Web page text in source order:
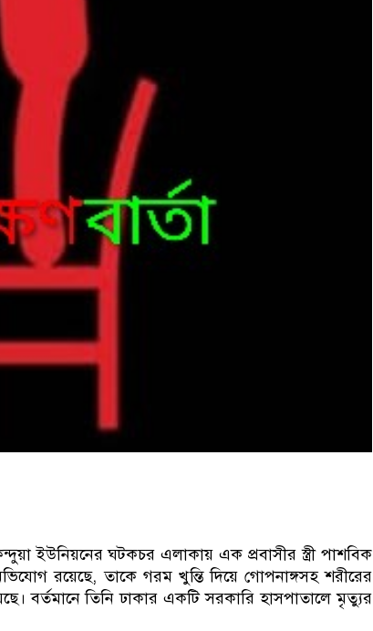
ইউনিয়নের ঘটকচর এলাকায় এক প্রবাসীর স্ত্রী পাশবিক
রয়েছে, তাকে গরম খুন্তি দিয়ে গোপনাঙ্গসহ শরীরের
বর্তমানে তিনি ঢাকার একটি সরকারি হাসপাতালে মৃত্যুর